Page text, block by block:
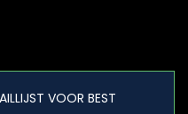
VOOR BEST